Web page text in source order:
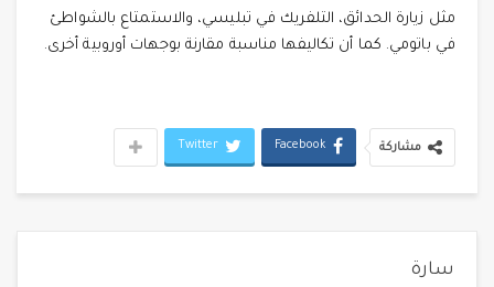
مثل زيارة الحدائق، التلفريك في تبليسي، والاستمتاع بالشواطئ
في باتومي. كما أن تكاليفها مناسبة مقارنة بوجهات أوروبية أخرى.
مشاركة Facebook
Twitter
سارة